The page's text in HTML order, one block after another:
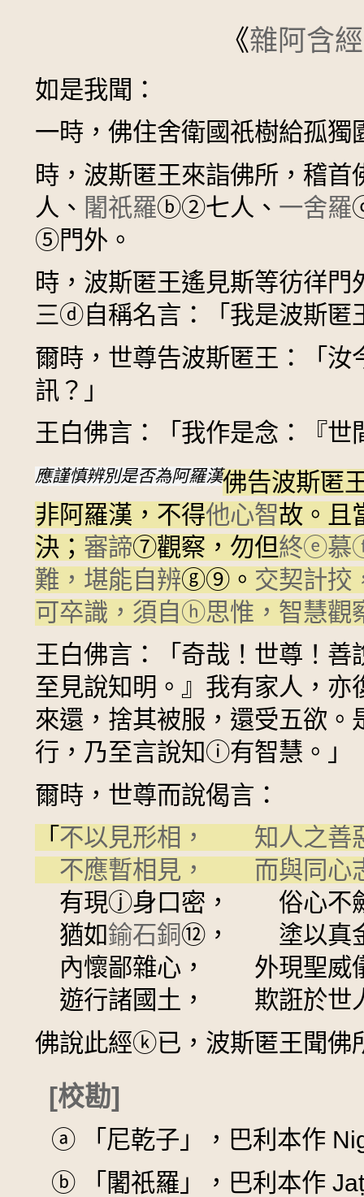
《雜阿含
如是我聞：
一時，佛住舍衛國祇樹給孤獨
時，波斯匿王來詣佛所，稽
人、 闍祇羅ⓑ②七人、 一舍羅
⑤門外。
時，波斯匿王遙見斯等彷徉
三ⓓ自稱名言：「我是波斯匿
爾時，世尊告波斯匿王：「
訊？」
王白佛言：「我作是念：『
應謹慎辨別是否為阿羅漢佛告波斯匿
非阿羅漢，不得他心智故。且
決； 審諦⑦觀察，勿但終ⓔ慕
難，堪能自辨ⓖ⑨。 交契計挍
可卒識，須自ⓗ思惟，智慧觀
王白佛言：「奇哉！世尊！
至見說知明。』我有家人，
來還，捨其被服，還受五欲
行，乃至言說知ⓘ有智慧。」
爾時，世尊而說偈言：
「 不以見形相， 知人之善
不應暫相見， 而與同心
有現ⓙ身口密， 俗心不
猶如鍮石銅⑫， 塗以真
內懷鄙雜心， 外現聖威
遊行諸國土， 欺誑於世
佛說此經ⓚ已，波斯匿王聞佛
[校勘]
ⓐ
「尼乾子」，巴利本作
ⓑ
「闍祇羅」，巴利本作